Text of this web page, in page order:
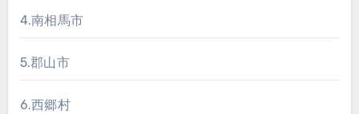
4.南相馬市
5.郡山市
6.西郷村